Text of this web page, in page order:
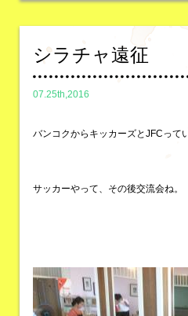
シラチャ遠征
07.25th,2016
バンコクからキッカーズとJFCって
サッカーやって、その後交流会ね。